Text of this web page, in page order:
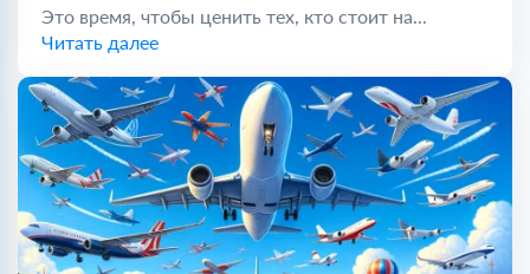
Это время, чтобы ценить тех, кто стоит на...
Читать далее